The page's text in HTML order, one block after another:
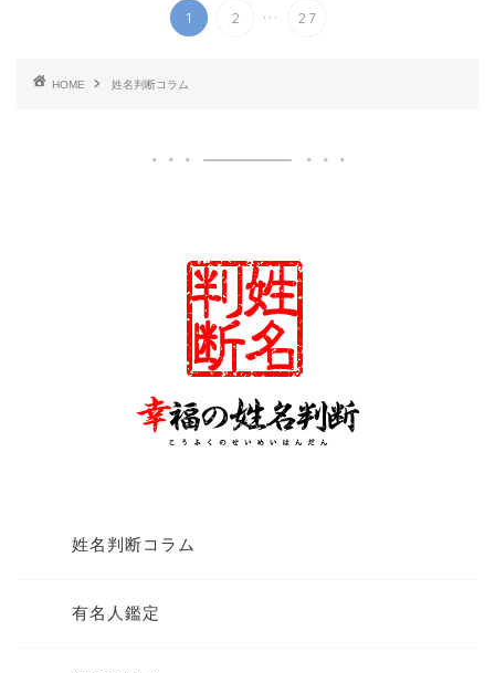
1 2 ... 27
HOME 姓名判断コラム
姓名判断コラム
有名人鑑定